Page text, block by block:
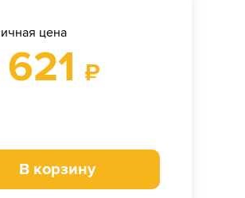
цена
₽
В корзину